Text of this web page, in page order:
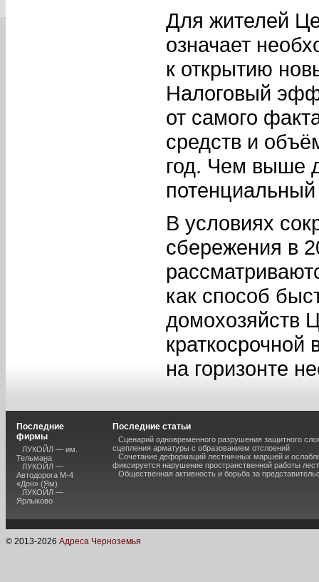
Для жителей
означает
к открытию
Налоговый
от самого
средств и
год. Чем выше
потенциальный
В условиях
сбережения в
как способ
домохозяйств
на горизонте
Последние
фирмы
ЛУКОЙЛ — им.
Тельмана
ЛУКОЙЛ —
Автодорога М-4
«Дон» (Ям)
ЛУКОЙЛ —
Ярлыково
Последние статьи
Сценарий одновременного разрушения защитного
сцепления арматуры с образованием отслоений
Сочетание деформаций лестничных маршей и
фиксируется нарушение пространственной работы
Общественная активность и борьба за
© 2013-2026 Адреса Черноземья